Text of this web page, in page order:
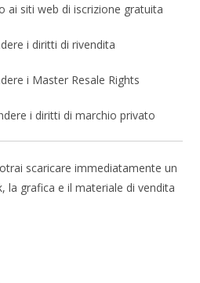
ai siti web di iscrizione gratuita
i diritti di rivendita
i Master Resale Rights
i diritti di marchio privato
scaricare immediatamente un
la grafica e il materiale di vendita